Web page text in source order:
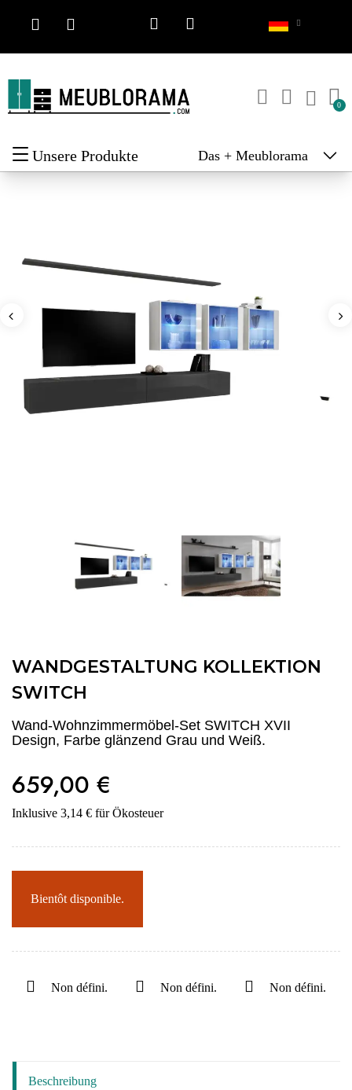
Unsere Produkte Das + Meublorama
WANDGESTALTUNG KOLLEKTION
SWITCH
Wand-Wohnzimmermöbel-Set SWITCH XVII
Design, Farbe glänzend Grau und Weiß.
659,00 €
Inklusive 3,14 € für Ökosteuer
Bientôt disponible.
Non défini. Non défini. Non défini.
Beschreibung